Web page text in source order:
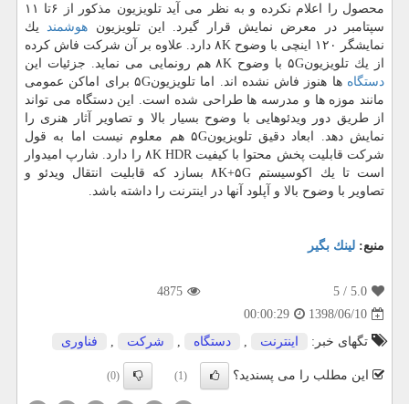
محصول را اعلام نكرده و به نظر می آید تلویزیون مذكور از ۶تا ۱۱
سپتامبر در معرض نمایش قرار گیرد. این تلویزیون هوشمند
یك
نمایشگر ۱۲۰ اینچی با وضوح ۸K دارد. علاوه بر آن شركت فاش كرده
از یك تلویزیون۵G با وضوح ۸K هم رونمایی می نماید. جزئیات این
دستگاه
ها هنوز فاش نشده اند. اما تلویزیون۵G برای اماكن عمومی
مانند موزه ها و مدرسه ها طراحی شده است. این دستگاه می تواند
از طریق دور ویدئوهایی با وضوح بسیار بالا و تصاویر آثار هنری را
نمایش دهد. ابعاد دقیق تلویزیون۵G هم معلوم نیست اما به قول
شركت قابلیت پخش محتوا با كیفیت ۸K HDR را دارد. شارپ امیدوار
است تا یك اكوسیستم ۸K+۵G بسازد كه قابلیت انتقال ویدئو و
تصاویر با وضوح بالا و آپلود آنها در اینترنت را داشته باشد.
منبع: لینك بگیر
5.0
/ 5
4875
1398/06/10
00:00:29
تگهای خبر:
اینترنت , دستگاه , شركت , فناوری
این مطلب را می پسندید؟ (1)
(0)